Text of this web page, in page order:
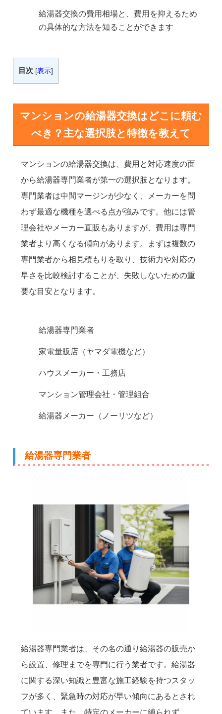
給湯器交換の費用相場と、費用を抑えるため
の具体的な方法を知ることができます
目次 [表示]
マンションの給湯器交換はどこに頼む
べき？主な選択肢と特徴を教えて
マンションの給湯器交換は、費用と対応速度の面
から給湯器専門業者が第一の選択肢となります。
専門業者は中間マージンが少なく、メーカーを問
わず最適な機種を選べる点が強みです。他には管
理会社やメーカー直販もありますが、費用は専門
業者より高くなる傾向があります。まずは複数の
専門業者から相見積もりを取り、技術力や対応の
早さを比較検討することが、失敗しないための重
要な目安となります。
給湯器専門業者
家電量販店（ヤマダ電機など）
ハウスメーカー・工務店
マンション管理会社・管理組合
給湯器メーカー（ノーリツなど）
給湯器専門業者
給湯器専門業者は、その名の通り給湯器の販売か
ら設置、修理までを専門に行う業者です。給湯器
に関する深い知識と豊富な施工経験を持つスタッ
フが多く、緊急時の対応が早い傾向にあるとされ
ています。また、特定のメーカーに縛られず、